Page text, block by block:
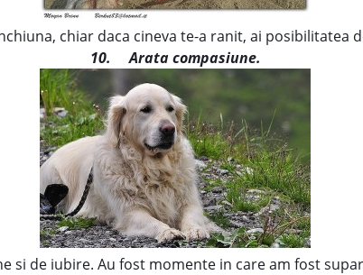
chiar daca cineva te-a ranit, ai posibilitatea
10.
Arata compasiune.
si de iubire. Au fost momente in care am fost